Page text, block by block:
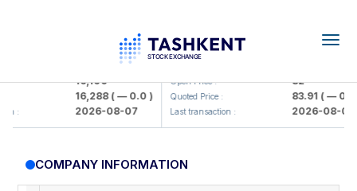
16,100
16,288( — 0.0 )
2026-08-07
KFSK (<Kafolat sug'urta
Open Price : 82
Quoted Price : 83.91( — 0.0 )
Last transaction : 2026-08-07
COMPANY INFORMATION